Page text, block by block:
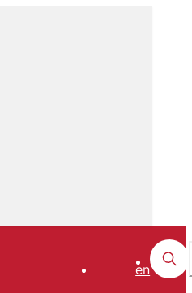
en